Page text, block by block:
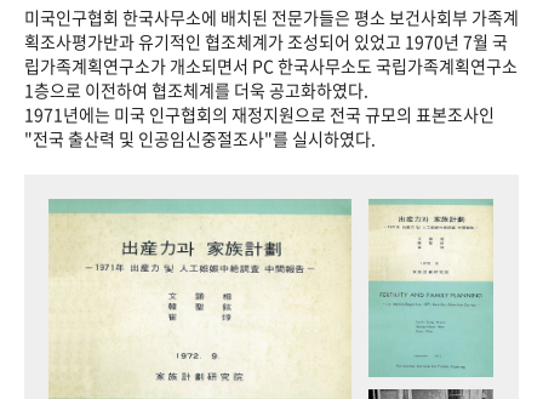
미국인구협회 한국사무소에 배치된 전문가들은 평소 보건사회부 가족계
획조사평가반과 유기적인 협조체계가 조성되어 있었고 1970년 7월 국
립가족계획연구소가 개소되면서 PC 한국사무소도 국립가족계획연구소
1층으로 이전하여 협조체계를 더욱 공고화하였다.
1971년에는 미국 인구협회의 재정지원으로 전국 규모의 표본조사인
"전국 출산력 및 인공임신중절조사"를 실시하였다.